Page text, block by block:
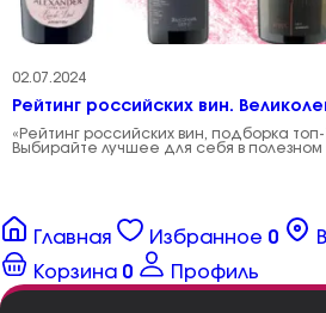
02.07.2024
Рейтинг российских вин.
«Рейтинг российских вин, подборка
Выбирайте лучшее для себя в полезном
Главная Избранное 0
Корзина 0 Профиль